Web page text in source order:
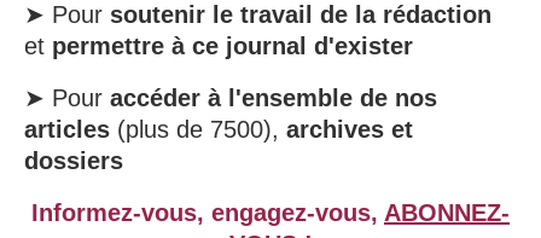
➤ Pour soutenir le travail de la rédaction
et permettre à ce journal d'exister
➤ Pour accéder à l'ensemble de nos
articles (plus de 7500), archives et
dossiers
Informez-vous, engagez-vous, ABONNEZ-